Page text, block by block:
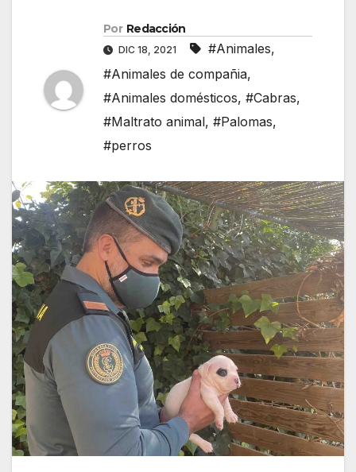
Por Redacción
DIC 18, 2021 #Animales,
#Animales de compañia,
#Animales domésticos, #Cabras,
#Maltrato animal, #Palomas,
#perros